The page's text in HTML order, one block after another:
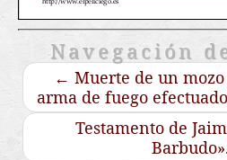
Navegación
← Muerte de un
arma de fuego
Testamento de